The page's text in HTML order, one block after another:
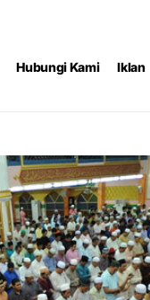
Hubungi Kami Iklan